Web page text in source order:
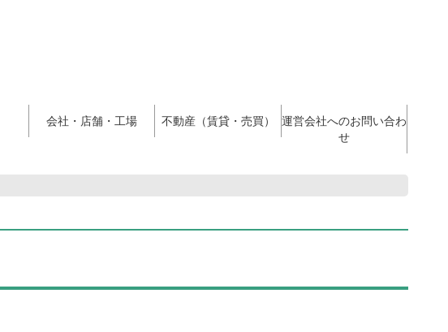
会社・店舗・工場 不動産（賃貸・売買）
運営会社へのお問い合わ
せ